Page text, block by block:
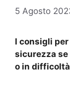
5 Agosto
I consigli per
sicurezza
o in